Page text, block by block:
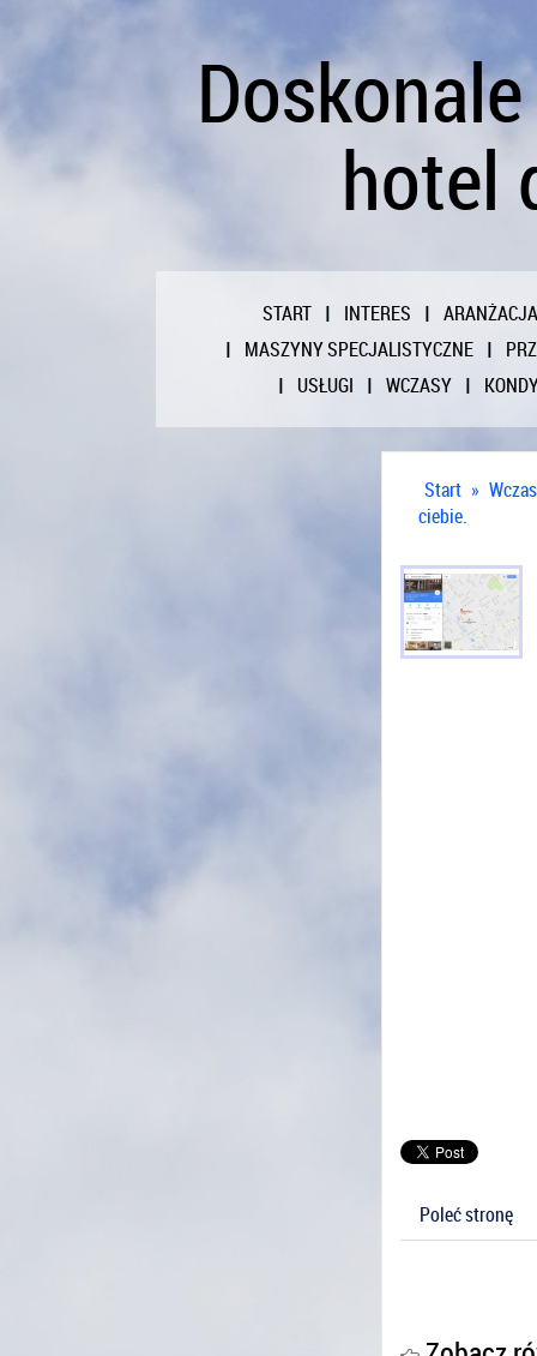
hotel
START INTERES
ARANŻACJA
MASZYNY SPECJALISTYCZNE
USŁUGI
WCZASY
Start »
ciebie.
Poleć stronę